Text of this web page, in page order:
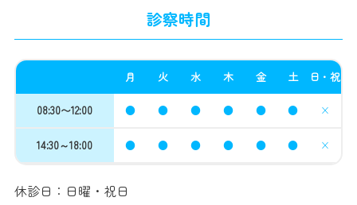
診察時間
月 火 水 木 金 土 日・祝
08:30〜12:00 ● ● ● ● ● ● ×
14:30～18:00 ● ● ● ● ● ● ×
休診日：日曜・祝日